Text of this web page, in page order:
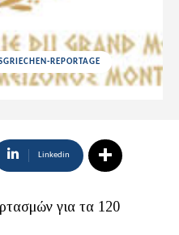
REPORTAGE
Linkedin
για τα 120